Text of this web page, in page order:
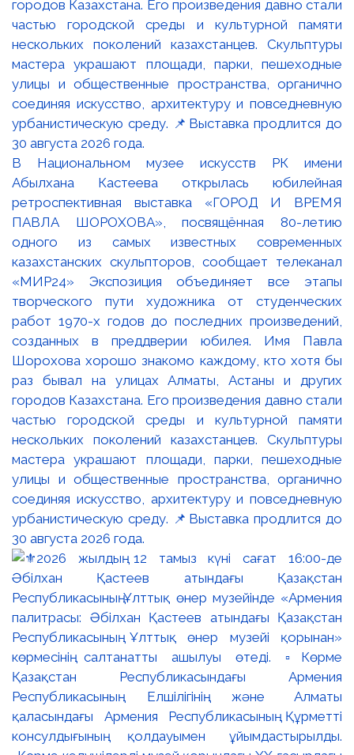
В Национальном музее искусств РК имени
Абылхана Кастеева открылась юбилейная
ретроспективная выставка «ГОРОД И ВРЕМЯ
ПАВЛА ШОРОХОВА», посвящённая 80-летию
одного из самых известных современных
казахстанских скульпторов, сообщает телеканал
«МИР24» Экспозиция объединяет все этапы
творческого пути художника от студенческих
работ 1970-х годов до последних произведений,
созданных в преддверии юбилея. Имя Павла
Шорохова хорошо знакомо каждому, кто хотя бы
раз бывал на улицах Алматы, Астаны и других
городов Казахстана. Его произведения давно стали
частью городской среды и культурной памяти
нескольких поколений казахстанцев. Скульптуры
мастера украшают площади, парки, пешеходные
улицы и общественные пространства, органично
соединяя искусство, архитектуру и повседневную
урбанистическую среду. 📌Выставка продлится до
30 августа 2026 года.